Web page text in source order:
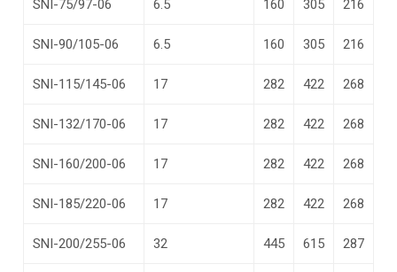
SNI-75/97-06 6.5 160 305 216
SNI-90/105-06 6.5 160 305 216
SNI-115/145-06 17 282 422 268
SNI-132/170-06 17 282 422 268
SNI-160/200-06 17 282 422 268
SNI-185/220-06 17 282 422 268
SNI-200/255-06 32 445 615 287